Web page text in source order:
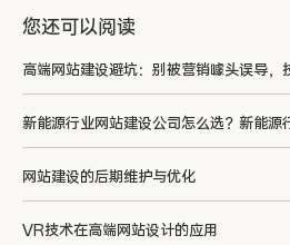
您还可以阅读
高端网站建设避坑：别被营销噱头误导，
新能源行业网站建设公司怎么选？新能源
网站建设的后期维护与优化
VR技术在高端网站设计的应用